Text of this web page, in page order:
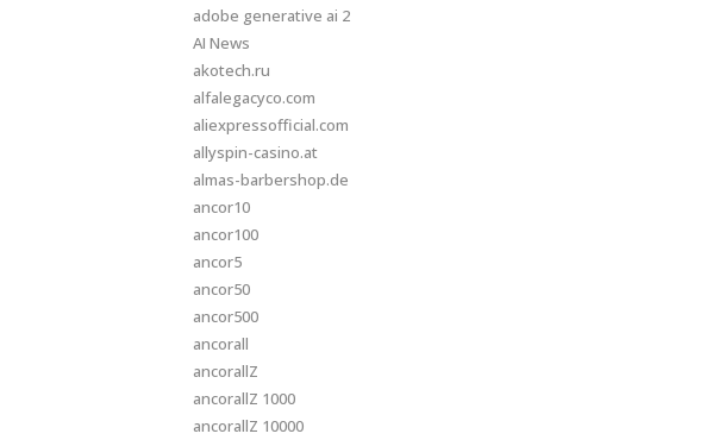
adobe generative ai 2
AI News
akotech.ru
alfalegacyco.com
aliexpressofficial.com
allyspin-casino.at
almas-barbershop.de
ancor10
ancor100
ancor5
ancor50
ancor500
ancorall
ancorallZ
ancorallZ 1000
ancorallZ 10000